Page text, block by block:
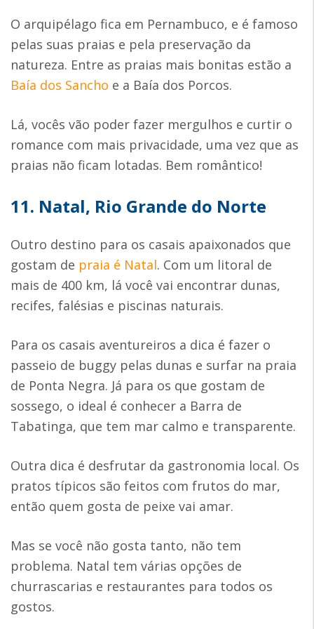
O arquipélago fica em Pernambuco, e é famoso
pelas suas praias e pela preservação da
natureza. Entre as praias mais bonitas estão a
Baía dos Sancho e a Baía dos Porcos.
Lá, vocês vão poder fazer mergulhos e curtir o
romance com mais privacidade, uma vez que as
praias não ficam lotadas. Bem romântico!
11. Natal, Rio Grande do Norte
Outro destino para os casais apaixonados que
gostam de praia é Natal. Com um litoral de
mais de 400 km, lá você vai encontrar dunas,
recifes, falésias e piscinas naturais.
Para os casais aventureiros a dica é fazer o
passeio de buggy pelas dunas e surfar na praia
de Ponta Negra. Já para os que gostam de
sossego, o ideal é conhecer a Barra de
Tabatinga, que tem mar calmo e transparente.
Outra dica é desfrutar da gastronomia local. Os
pratos típicos são feitos com frutos do mar,
então quem gosta de peixe vai amar.
Mas se você não gosta tanto, não tem
problema. Natal tem várias opções de
churrascarias e restaurantes para todos os
gostos.